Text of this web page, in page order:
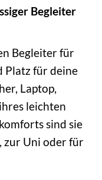
Begleiter
Begleiter für
Platz für deine
Laptop,
leichten
sind sie
zur Uni oder für